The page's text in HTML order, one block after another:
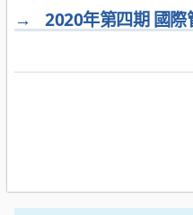
→
2020年第四期 國際